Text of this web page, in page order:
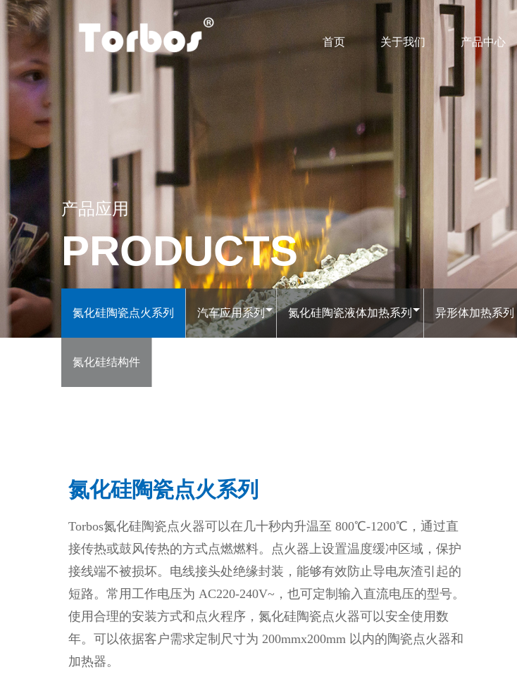
首页 关于我们 产品中心
氮化硅陶瓷点火系列
汽车应用系列
氨化硅陶瓷液体加热系列
异形体加热系列
氮化硅基板
柴油发动机预热塞
定制化产品
氮化硅结构件
氮化硅陶瓷点火系列
氮化硅陶瓷点火器可以在几十秒内升温至
800℃-1200℃，通过直接传热或鼓风传热的
方式点燃燃料。点火器上设置温度缓冲区
域，保护接线端不被损坏。电线接头处绝缘
封装，能够有效防止导电灰渣引起的短路。
浏览更多 →
汽车尾气后处理
产品应用
PRODUCTS
氮化硅陶瓷点火系列 汽车应用系列 氮化硅陶瓷液体加热系列 异形体加热系列
氮化硅结构件
氮化硅陶瓷点火系列
Torbos氮化硅陶瓷点火器可以在几十秒内升温至 800℃-1200℃，通过直
接传热或鼓风传热的方式点燃燃料。点火器上设置温度缓冲区域，保护
接线端不被损坏。电线接头处绝缘封装，能够有效防止导电灰渣引起的
短路。常用工作电压为 AC220-240V~，也可定制输入直流电压的型号。
使用合理的安装方式和点火程序，氮化硅陶瓷点火器可以安全使用数
年。可以依据客户需求定制尺寸为 200mmx200mm 以内的陶瓷点火器和
加热器。